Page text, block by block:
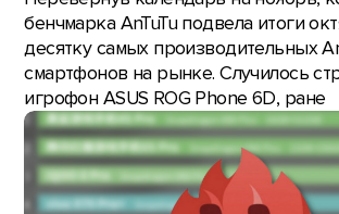
бенчмарка AnTuTu подвела итоги
десятку самых производительных
смартфонов на рынке. Случилось
игрофон ASUS ROG Phone 6D, ране